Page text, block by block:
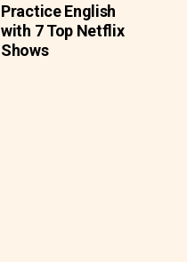
Practice English
with 7 Top Netflix
Shows